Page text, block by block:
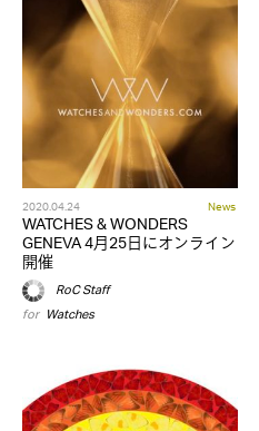
2020.04.24 News
WATCHES & WONDERS
GENEVA 4月25日にオンライン
開催
RoC Staff
for Watches